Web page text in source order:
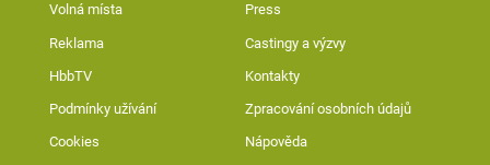
Volná místa Press
Reklama Castingy a výzvy
HbbTV Kontakty
Podmínky užívání Zpracování osobních údajů
Cookies Nápověda